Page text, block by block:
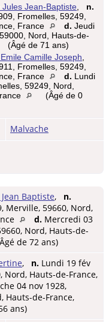
Jules Jean-Baptiste
n.
Fromelles, 59249,
France
d. Jeudi
Nord, Hauts-de-
(Âgé de 71 ans)
Camille Joseph
Fromelles, 59249,
France
d. Lundi
59249, Nord,
(Âgé de 0
Malvache
Jean Baptiste, n.
Merville, 59660, Nord,
d. Mercredi 03
Nord, Hauts-de-
de 72 ans)
, n. Lundi 19 fév
Nord, Hauts-de-France,
04 nov 1928,
Hauts-de-France,
ans)